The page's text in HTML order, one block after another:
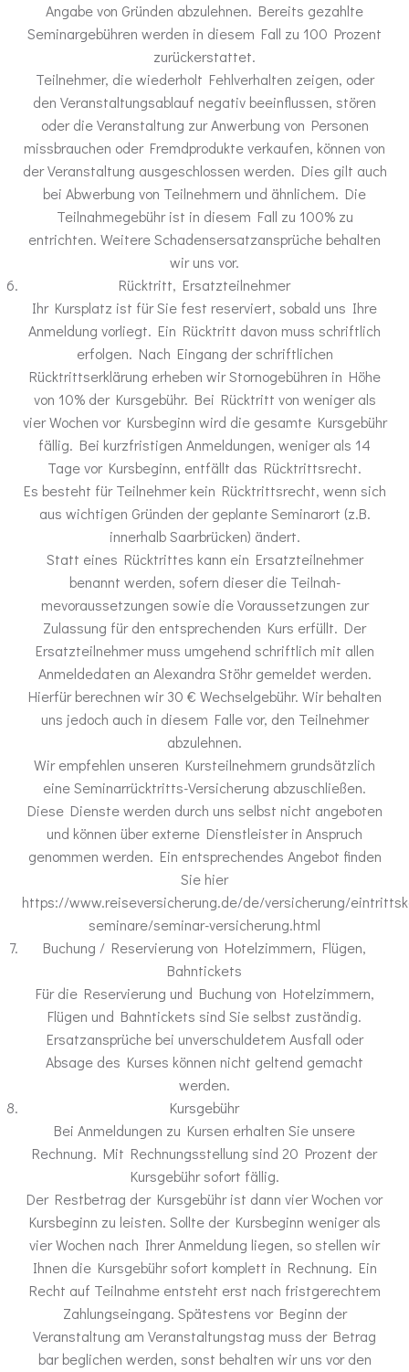
Angabe von Gründen abzulehnen. Bereits gezahlte
Seminargebühren werden in diesem Fall zu 100 Prozent
zurückerstattet.
Teilnehmer, die wiederholt Fehlverhalten zeigen, oder
den Veranstaltungsablauf negativ beeinflussen, stören
oder die Veranstaltung zur Anwerbung von Personen
missbrauchen oder Fremdprodukte verkaufen, können von
der Veranstaltung ausgeschlossen werden. Dies gilt auch
bei Abwerbung von Teilnehmern und ähnlichem. Die
Teilnahmegebühr ist in diesem Fall zu 100% zu
entrichten. Weitere Schadensersatzansprüche behalten
wir uns vor.
Rücktritt, Ersatzteilnehmer
Ihr Kursplatz ist für Sie fest reserviert, sobald uns Ihre
Anmeldung vorliegt. Ein Rücktritt davon muss schriftlich
erfolgen. Nach Eingang der schriftlichen
Rücktrittserklärung erheben wir Stornogebühren in Höhe
von 10% der Kursgebühr. Bei Rücktritt von weniger als
vier Wochen vor Kursbeginn wird die gesamte Kursgebühr
fällig. Bei kurzfristigen Anmeldungen, weniger als 14
Tage vor Kursbeginn, entfällt das Rücktrittsrecht.
Es besteht für Teilnehmer kein Rücktrittsrecht, wenn sich
aus wichtigen Gründen der geplante Seminarort (z.B.
innerhalb Saarbrücken) ändert.
Statt eines Rücktrittes kann ein Ersatzteilnehmer
benannt werden, sofern dieser die Teilnah-
mevoraussetzungen sowie die Voraussetzungen zur
Zulassung für den entsprechenden Kurs erfüllt. Der
Ersatzteilnehmer muss umgehend schriftlich mit allen
Anmeldedaten an Alexandra Stöhr gemeldet werden.
Hierfür berechnen wir 30 € Wechselgebühr. Wir behalten
uns jedoch auch in diesem Falle vor, den Teilnehmer
abzulehnen.
Wir empfehlen unseren Kursteilnehmern grundsätzlich
eine Seminarrücktritts-Versicherung abzuschließen.
Diese Dienste werden durch uns selbst nicht angeboten
und können über externe Dienstleister in Anspruch
genommen werden. Ein entsprechendes Angebot finden
Sie hier
https://www.reiseversicherung.de/de/versicherung/
seminare/seminar-versicherung.html
Buchung / Reservierung von Hotelzimmern, Flügen,
Bahntickets
Für die Reservierung und Buchung von Hotelzimmern,
Flügen und Bahntickets sind Sie selbst zuständig.
Ersatzansprüche bei unverschuldetem Ausfall oder
Absage des Kurses können nicht geltend gemacht
werden.
Kursgebühr
Bei Anmeldungen zu Kursen erhalten Sie unsere
Rechnung. Mit Rechnungsstellung sind 20 Prozent der
Kursgebühr sofort fällig.
Der Restbetrag der Kursgebühr ist dann vier Wochen vor
Kursbeginn zu leisten. Sollte der Kursbeginn weniger als
vier Wochen nach Ihrer Anmeldung liegen, so stellen wir
Ihnen die Kursgebühr sofort komplett in Rechnung. Ein
Recht auf Teilnahme entsteht erst nach fristgerechtem
Zahlungseingang. Spätestens vor Beginn der
Veranstaltung am Veranstaltungstag muss der Betrag
bar beglichen werden, sonst behalten wir uns vor den